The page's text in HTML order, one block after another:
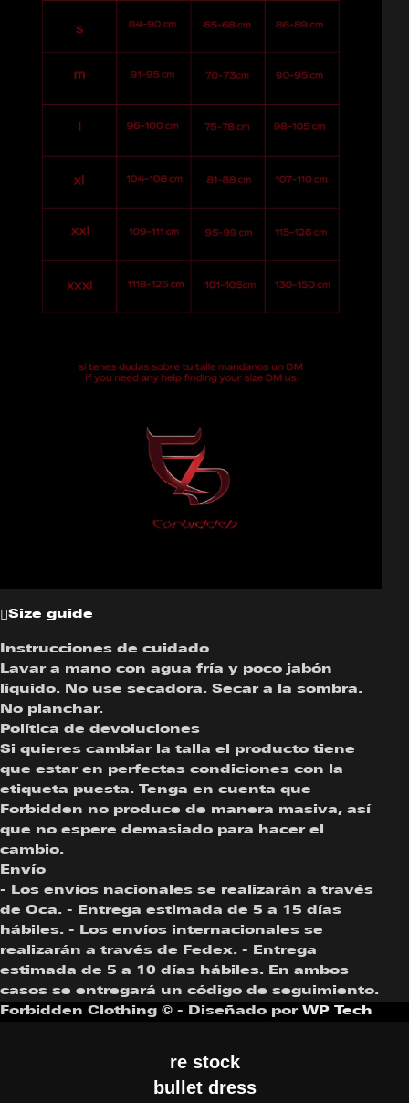
Size guide
Instrucciones de cuidado
Lavar a mano con agua fría y poco jabón
líquido. No use secadora. Secar a la sombra.
No planchar.
Política de devoluciones
Si quieres cambiar la talla el producto tiene
que estar en perfectas condiciones con la
etiqueta puesta. Tenga en cuenta que
Forbidden no produce de manera masiva, así
que no espere demasiado para hacer el
cambio.
Envío
- Los envíos nacionales se realizarán a través
de Oca. - Entrega estimada de 5 a 15 días
hábiles. - Los envíos internacionales se
realizarán a través de Fedex. - Entrega
estimada de 5 a 10 días hábiles. En ambos
casos se entregará un código de seguimiento.
Forbidden Clothing © - Diseñado por WP Tech
re stock
bullet dress